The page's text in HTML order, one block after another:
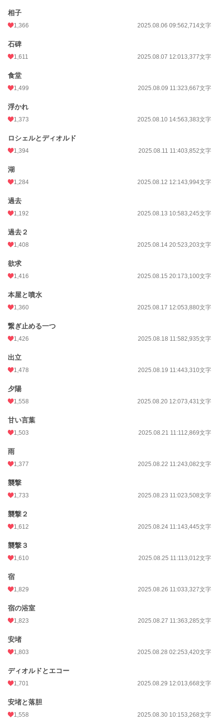
相子
1,366 2025.08.06 09:562,714文字
石碑
1,611 2025.08.07 12:013,377文字
食堂
1,499 2025.08.09 11:323,667文字
浮かれ
1,373 2025.08.10 14:563,383文字
ロシェルとディオルド
1,394 2025.08.11 11:403,852文字
湖
1,284 2025.08.12 12:143,994文字
過去
1,192 2025.08.13 10:583,245文字
過去２
1,408 2025.08.14 20:523,203文字
欲求
1,416 2025.08.15 20:173,100文字
本屋と噴水
1,360 2025.08.17 12:053,880文字
繋ぎ止める一つ
1,426 2025.08.18 11:582,935文字
出立
1,478 2025.08.19 11:443,310文字
夕陽
1,558 2025.08.20 12:073,431文字
甘い言葉
1,503 2025.08.21 11:112,869文字
雨
1,377 2025.08.22 11:243,082文字
襲撃
1,733 2025.08.23 11:023,508文字
襲撃２
1,612 2025.08.24 11:143,445文字
襲撃３
1,610 2025.08.25 11:113,012文字
宿
1,829 2025.08.26 11:033,327文字
宿の浴室
1,823 2025.08.27 11:363,285文字
安堵
1,803 2025.08.28 02:253,420文字
ディオルドとエコー
1,701 2025.08.29 12:013,668文字
安堵と落胆
1,558 2025.08.30 10:153,268文字